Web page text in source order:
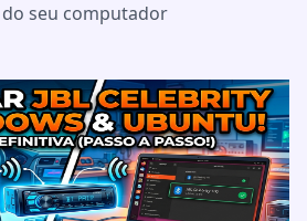
seu computador